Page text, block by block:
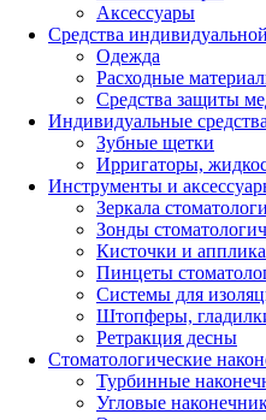
Аксессуары
Средства
Одежда
Расходные
Средства защиты
Индивидуальные
Зубные щетки
Ирригаторы,
Инструменты и
Зеркала
Зонды
Кисточки и
Пинцеты
Системы для
Штопферы,
Ретракция десны
Стоматологические
Турбинные
Угловые